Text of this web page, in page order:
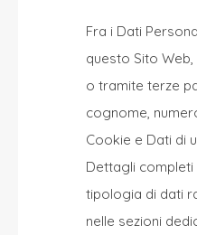
Fra i Dati
questo Sito
o tramite terze
cognome,
Cookie e Dati di
Dettagli completi
tipologia di dati
nelle sezioni